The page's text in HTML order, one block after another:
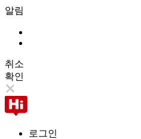
알림
취소
확인
로그인